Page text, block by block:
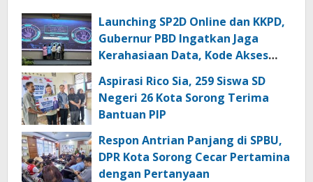
Launching SP2D Online dan KKPD,
Gubernur PBD Ingatkan Jaga
Kerahasiaan Data, Kode Akses
Aspirasi Rico Sia, 259 Siswa SD
Negeri 26 Kota Sorong Terima
Bantuan PIP
Respon Antrian Panjang di SPBU,
DPR Kota Sorong Cecar Pertamina
dengan Pertanyaan